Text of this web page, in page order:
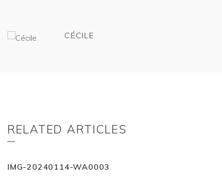
CÉCILE
RELATED ARTICLES
IMG-20240114-WA0003